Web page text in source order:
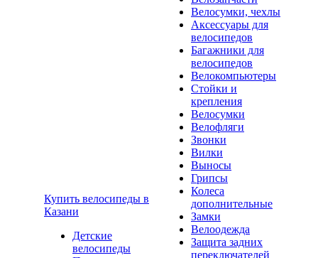
Купить велосипеды в
Казани
Детские
велосипеды
Велосумки, чехлы
Аксессуары для
велосипедов
Багажники для
велосипедов
Велокомпьютеры
Стойки и
крепления
Велосумки
Велофляги
Звонки
Вилки
Выносы
Грипсы
Колеса
дополнительные
Замки
Велоодежда
Защита задних
переключателей